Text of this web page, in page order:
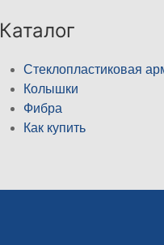
Каталог
Стеклопластиковая
Колышки
Фибра
Как купить